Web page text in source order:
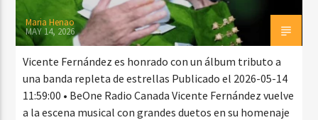
Maria Henao
MAY 14, 2026
Vicente Fernández es honrado con un álbum tributo a
una banda repleta de estrellas Publicado el 2026-05-14
11:59:00 • BeOne Radio Canada Vicente Fernández vuelve
a la escena musical con grandes duetos en su homenaje